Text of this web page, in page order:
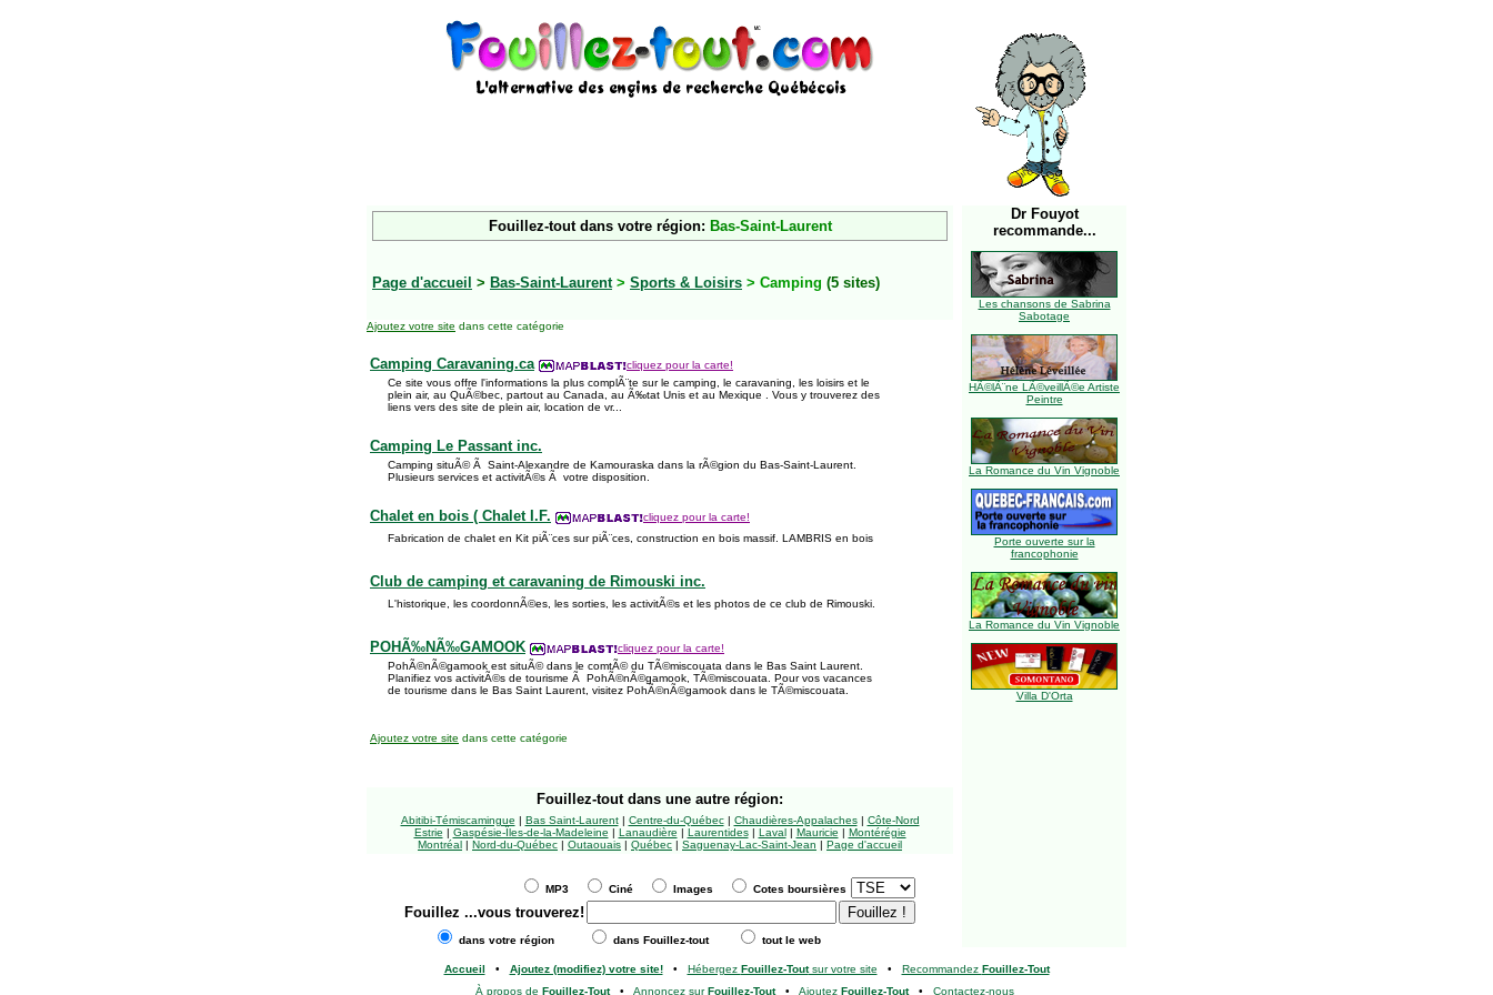
Fouillez-tout dans votre région: Bas-Saint-Laurent
Page d'accueil > Bas-Saint-Laurent > Sports & Loisirs > Camping (5 sites)
Ajoutez votre site dans cette catégorie
Camping Caravaning.ca
cliquez pour la carte!
Ce site vous offre l'informations la plus complÃ¨te sur le camping, le caravaning, les loisirs et le
plein air, au QuÃ©bec, partout au Canada, au Ã‰tat Unis et au Mexique . Vous y trouverez des
liens vers des site de plein air, location de vr...
Camping Le Passant inc.
Camping situÃ© Ã Saint-Alexandre de Kamouraska dans la rÃ©gion du Bas-Saint-Laurent.
Plusieurs services et activitÃ©s Ã votre disposition.
Chalet en bois ( Chalet I.F.
cliquez pour la carte!
Fabrication de chalet en Kit piÃ¨ces sur piÃ¨ces, construction en bois massif. LAMBRIS en bois
Club de camping et caravaning de Rimouski inc.
L'historique, les coordonnÃ©es, les sorties, les activitÃ©s et les photos de ce club de Rimouski.
POHÃ‰NÃ‰GAMOOK
cliquez pour la carte!
PohÃ©nÃ©gamook est situÃ© dans le comtÃ© du TÃ©miscouata dans le Bas Saint Laurent.
Planifiez vos activitÃ©s de tourisme Ã PohÃ©nÃ©gamook, TÃ©miscouata. Pour vos vacances
de tourisme dans le Bas Saint Laurent, visitez PohÃ©nÃ©gamook dans le TÃ©miscouata.
Dr Fouyot
recommande...
Les chansons de Sabrina
Sabotage
HÃ©lÃ¨ne LÃ©veillÃ©e Artiste
Peintre
La Romance du Vin Vignoble
Porte ouverte sur la
francophonie
La Romance du Vin Vignoble
Villa D'Orta
Ajoutez votre site dans cette catégorie
Fouillez-tout dans une autre région:
Abitibi-Témiscamingue | Bas Saint-Laurent| Centre-du-Québec| Chaudières-Appalaches| Côte-Nord
Estrie | Gaspésie-Îles-de-la-Madeleine | Lanaudière | Laurentides| Laval| Mauricie | Montérégie
Montréal | Nord-du-Québec | Outaouais | Québec | Saguenay-Lac-Saint-Jean | Page d'accueil
MP3 Ciné Images Cotes boursières
Fouillez ...vous trouverez!
dans votre région dans Fouillez-tout tout le web
Accueil • Ajoutez (modifiez) votre site!• Hébergez Fouillez-Toutsur votre site • Recommandez Fouillez-Tout
À propos de Fouillez-Tout• Annoncez surFouillez-Tout• Ajoutez Fouillez-Tout • Contactez-nous